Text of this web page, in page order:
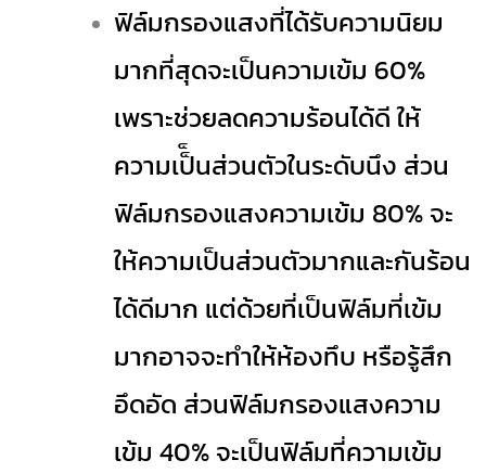
ฟิล์มกรองแสงที่ได้รับความนิยม
มากที่สุดจะเป็นความเข้ม 60%
เพราะช่วยลดความร้อนได้ดี ให้
ความเป็็นส่วนตัวในระดับนึง ส่วน
ฟิล์มกรองแสงความเข้ม 80% จะ
ให้ความเป็นส่วนตัวมากและกันร้อน
ได้ดีมาก แต่ด้วยที่เป็นฟิล์มที่เข้ม
มากอาจจะทำให้ห้องทึบ หรือรู้สึก
อึดอัด ส่วนฟิล์มกรองแสงความ
เข้ม 40% จะเป็นฟิล์มที่ความเข้ม